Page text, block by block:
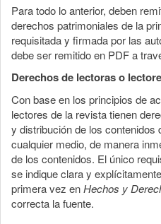
Para todo lo anterior, deben
derechos patrimoniales de la
requisitada y firmada por las
debe ser remitido en PDF a
Derechos de lectoras o
Con base en los principios de
lectores de la revista tienen
y distribución de los contenidos
cualquier medio, de manera
de los contenidos. El único
se indique clara y
primera vez enHechos y
correcta la fuente.